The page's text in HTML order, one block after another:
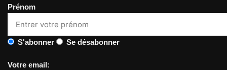
Prénom
S'abonner Se désabonner
Votre email: